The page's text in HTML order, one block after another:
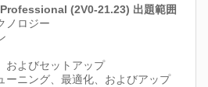
(2V0-21.23) 出題範囲
ノロジー
およびセットアップ
ーニング、最適化、およびアップ